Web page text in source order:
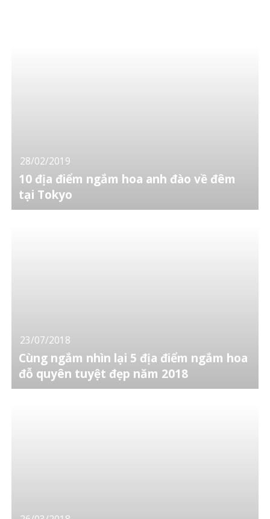
28/02/2019
10 địa điểm ngắm hoa anh đào về đêm
tại Tokyo
23/07/2018
Cùng ngắm nhìn lại 5 địa điểm ngắm hoa
đỗ quyên tuyệt đẹp năm 2018